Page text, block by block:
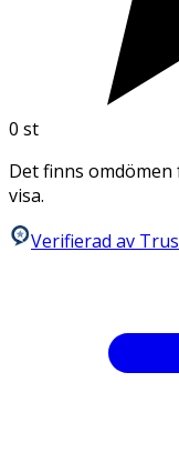
0 st
Det finns
visa.
Verifierad av